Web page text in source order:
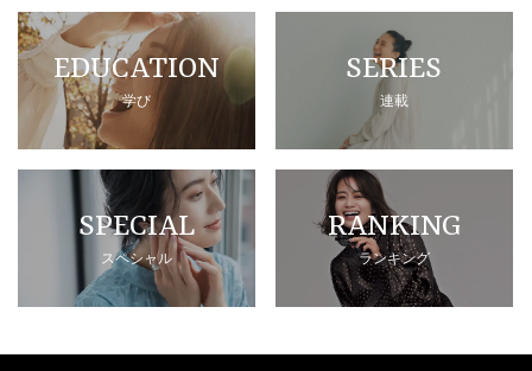
EDUCATION
学び
SERIES
連載
SPECIAL
スペシャル
RANKING
ランキング